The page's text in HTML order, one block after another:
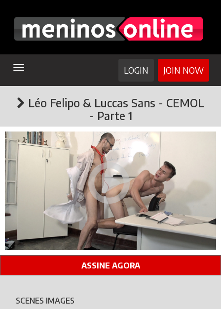
TOGGLE
JOIN NOW
LOGIN
Léo Felipo & Luccas Sans - CEMOL
- Parte 1
ASSINE AGORA
SCENES IMAGES